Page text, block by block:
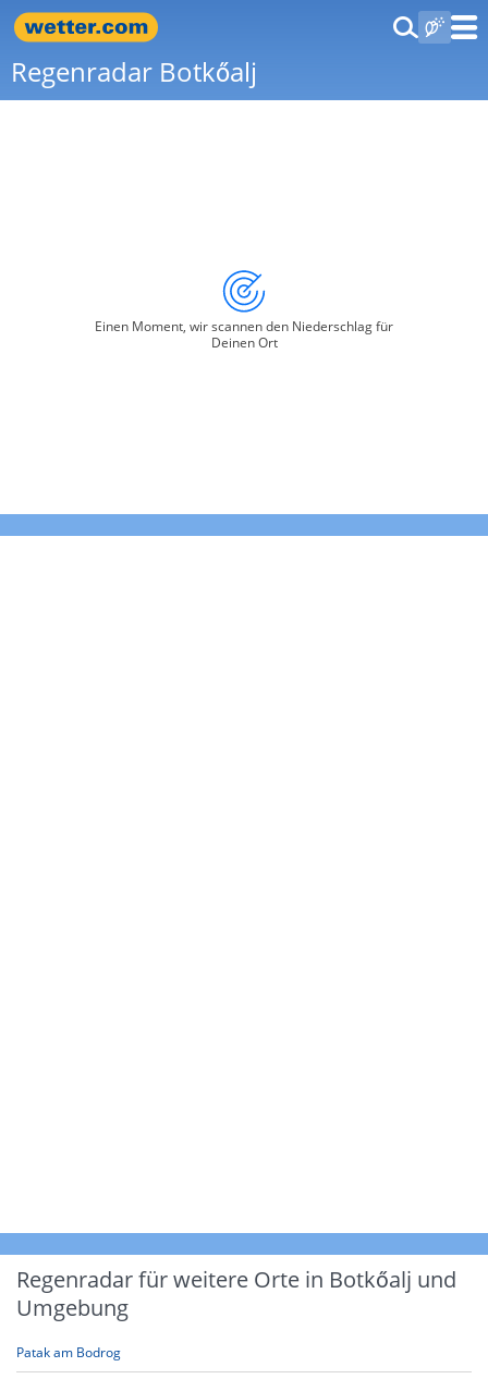
Regenradar Botkőalj
Einen Moment, wir scannen den Niederschlag für
Deinen Ort
Regenradar für weitere Orte in Botkőalj und
Umgebung
Patak am Bodrog